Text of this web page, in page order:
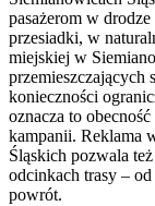
pasażerom w
przesiadki, w
miejskiej w
przemieszczających
konieczności
oznacza to
kampanii. Reklama
Śląskich pozwala
odcinkach trasy –
powrót.